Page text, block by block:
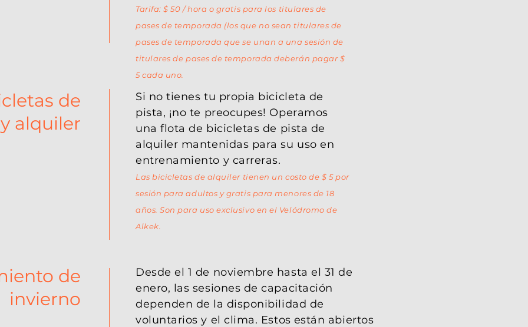
Tarifa: $ 50 / hora o gratis para los titulares de
pases de temporada (los que no sean titulares de
pases de temporada que se unan a una sesión de
titulares de pases de temporada deberán pagar $
5 cada uno.
de
alquiler
Si no tienes tu propia bicicleta de
pista, ¡no te preocupes! Operamos
una flota de bicicletas de pista de
alquiler mantenidas para su uso en
entrenamiento y carreras.
Las bicicletas de alquiler tienen un costo de $ 5 por
sesión para adultos y gratis para menores de 18
años. Son para uso exclusivo en el Velódromo de
Alkek.
de
invierno
Desde el 1 de noviembre hasta el 31 de
enero, las sesiones de capacitación
dependen de la disponibilidad de
voluntarios y el clima. Estos están abiertos